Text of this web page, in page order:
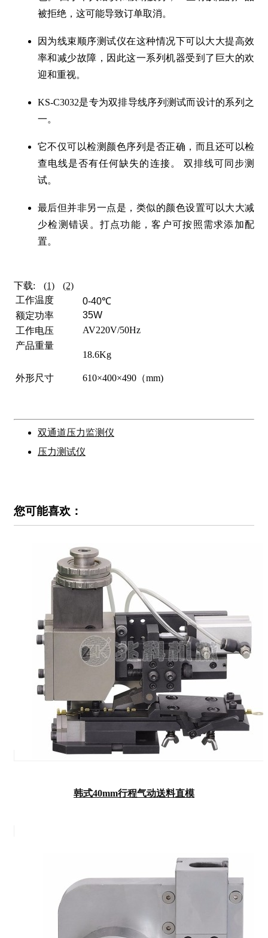
被拒绝，这可能导致订单取消。
因为线束顺序测试仪在这种情况下可以大大提高效
率和减少故障，因此这一系列机器受到了巨大的欢
迎和重视。
KS-C3032是专为双排导线序列测试而设计的系列之
一。
它不仅可以检测颜色序列是否正确，而且还可以检
查电线是否有任何缺失的连接。 双排线可同步测
试。
最后但并非另一点是，类似的颜色设置可以大大减
少检测错误。打点功能，客户可按照需求添加配
置。
下载: (1)
(2)
工作温度
0-40℃
额定功率
35W
工作电压
AV220V/50Hz
产品重量
18.6Kg
外形尺寸 610×400×490（mm)
双通道压力监测仪
压力测试仪
您可能喜欢：
韩式40mm行程气动送料直模